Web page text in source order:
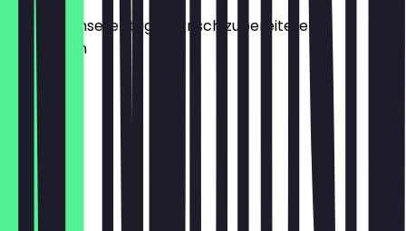
Auswahl unserer täglich frisch zubereiteten
Vorspeisen
€ 13,90